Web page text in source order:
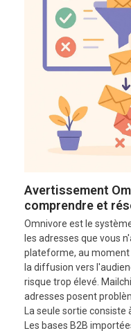
Avertissement
comprendre et
Omnivore est le
les adresses que vous
plateforme, au moment
la diffusion vers
risque trop élevé.
adresses posent
La seule sortie
Les bases B2B